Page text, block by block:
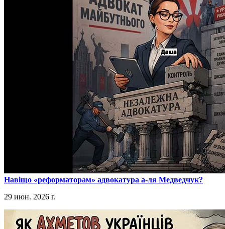
​Навіщо «реформаторам» адвокатура а-ля Медведчук?
29 июн. 2026 г.